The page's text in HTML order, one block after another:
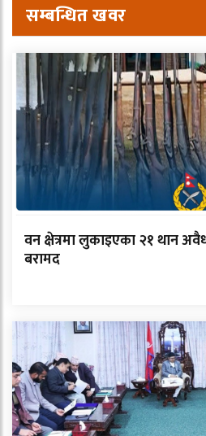
सम्बन्धित खवर
वन क्षेत्रमा लुकाइएका २१ थान
बरामद